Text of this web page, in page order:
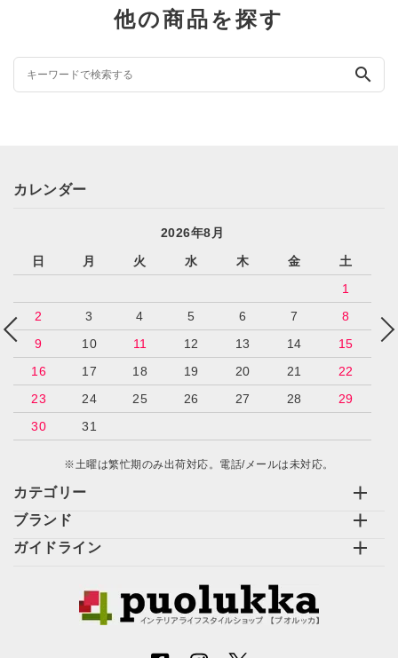
他の商品を探す
search
カテゴリー
ブランド
ガイドライン
カレンダー
2026年8月
日
月 火 水 木 金
土
1
2
3 4 5 6 7
8
9
10 11 12 13 14
15
16
17 18 19 20 21
22
23
24 25 26 27 28
29
30
31
※土曜は繁忙期のみ出荷対応。電話/メールは未対応。